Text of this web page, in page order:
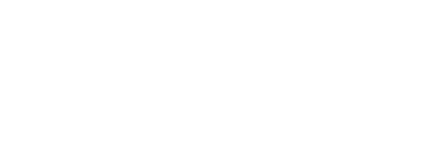
GOV BR direciona para a página inicial